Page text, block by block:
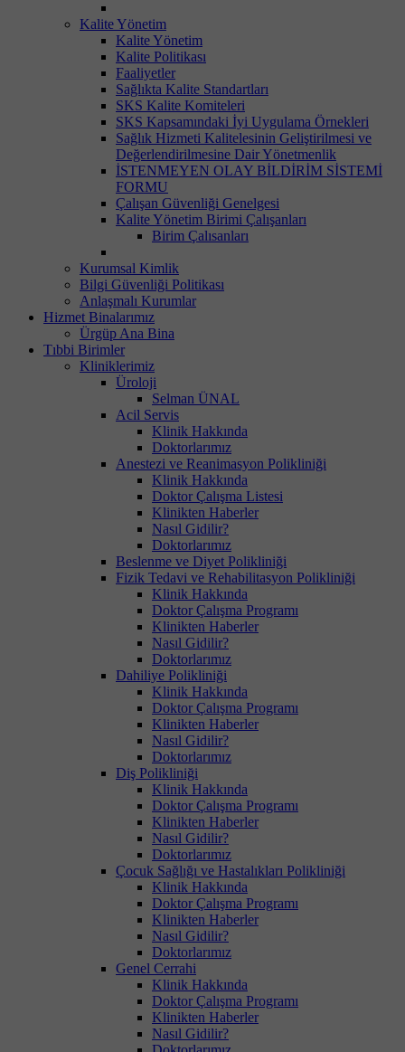
Kalite Yönetim
Kalite Yönetim
Kalite Politikası
Faaliyetler
Sağlıkta Kalite Standartları
SKS Kalite Komiteleri
SKS Kapsamındaki İyi Uygulama Örnekleri
Sağlık Hizmeti Kalitelesinin Geliştirilmesi ve
Değerlendirilmesine Dair Yönetmenlik
İSTENMEYEN OLAY BİLDİRİM SİSTEMİ
FORMU
Çalışan Güvenliği Genelgesi
Kalite Yönetim Birimi Çalışanları
Birim Çalısanları
Kurumsal Kimlik
Bilgi Güvenliği Politikası
Anlaşmalı Kurumlar
Hizmet Binalarımız
Ürgüp Ana Bina
Tıbbi Birimler
Kliniklerimiz
Üroloji
Selman ÜNAL
Acil Servis
Klinik Hakkında
Doktorlarımız
Anestezi ve Reanimasyon Polikliniği
Klinik Hakkında
Doktor Çalışma Listesi
Klinikten Haberler
Nasıl Gidilir?
Doktorlarımız
Beslenme ve Diyet Polikliniği
Fizik Tedavi ve Rehabilitasyon Polikliniği
Klinik Hakkında
Doktor Çalışma Programı
Klinikten Haberler
Nasıl Gidilir?
Doktorlarımız
Dahiliye Polikliniği
Klinik Hakkında
Doktor Çalışma Programı
Klinikten Haberler
Nasıl Gidilir?
Doktorlarımız
Diş Polikliniği
Klinik Hakkında
Doktor Çalışma Programı
Klinikten Haberler
Nasıl Gidilir?
Doktorlarımız
Çocuk Sağlığı ve Hastalıkları Polikliniği
Klinik Hakkında
Doktor Çalışma Programı
Klinikten Haberler
Nasıl Gidilir?
Doktorlarımız
Genel Cerrahi
Klinik Hakkında
Doktor Çalışma Programı
Klinikten Haberler
Nasıl Gidilir?